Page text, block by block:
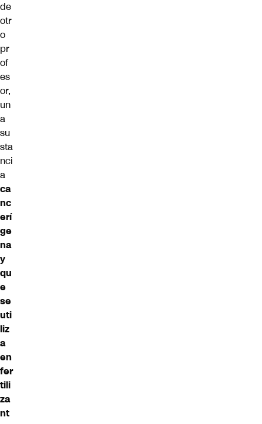
de
otr
o
pr
of
es
or,
un
a
su
sta
nci
a
ca
nc
erí
ge
na
y
qu
e
se
uti
liz
a
en
fer
tili
za
nt